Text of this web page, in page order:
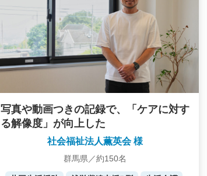
写真や動画つきの記録で、「ケアに対す
る解像度」が向上した
社会福祉法人薫英会 様
群馬県／約150名